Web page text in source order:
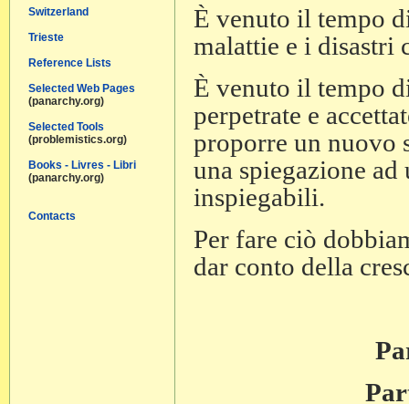
Switzerland
Trieste
Reference Lists
Selected Web Pages
(panarchy.org)
Selected Tools
(problemistics.org)
Books - Livres - Libri
(panarchy.org)
Contacts
È venuto il tempo
malattie e i disastri
È venuto il tempo
perpetrate e
proporre un nuovo
una spiegazione
inspiegabili.
Per fare ciò
dar conto della